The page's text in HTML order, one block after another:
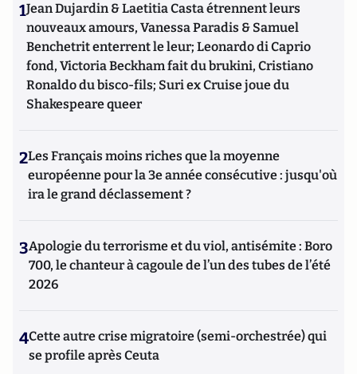
1Jean Dujardin & Laetitia Casta étrennent leurs
nouveaux amours, Vanessa Paradis & Samuel
Benchetrit enterrent le leur; Leonardo di Caprio
fond, Victoria Beckham fait du brukini, Cristiano
Ronaldo du bisco-fils; Suri ex Cruise joue du
Shakespeare queer
2Les Français moins riches que la moyenne
européenne pour la 3e année consécutive : jusqu'où
ira le grand déclassement ?
3Apologie du terrorisme et du viol, antisémite : Boro
700, le chanteur à cagoule de l’un des tubes de l’été
2026
4Cette autre crise migratoire (semi-orchestrée) qui
se profile après Ceuta